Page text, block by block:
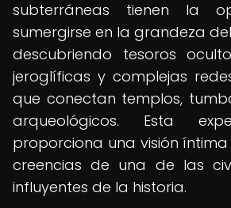
subterráneas tienen la
sumergirse en la grandeza
descubriendo tesoros
jeroglíficas y complejas
que conectan templos,
arqueológicos. Esta
proporciona una visión
creencias de una de las
influyentes de la historia.